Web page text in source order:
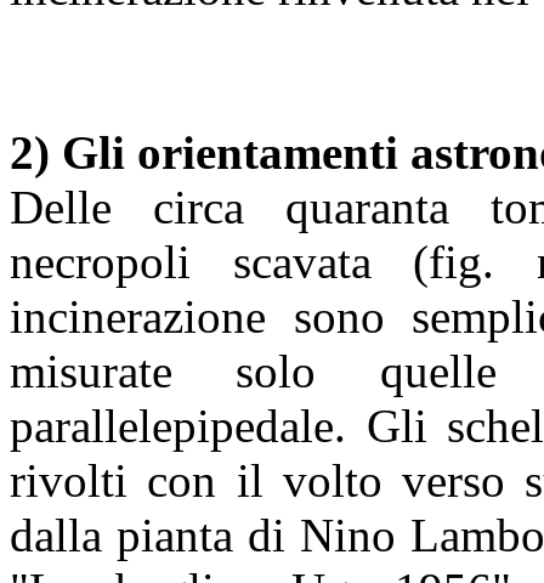
2) Gli orientamenti
Delle circa quaranta
necropoli scavata
incinerazione sono
misurate solo
parallelepipedale. Gli
rivolti con il volto verso
dalla pianta di Nino